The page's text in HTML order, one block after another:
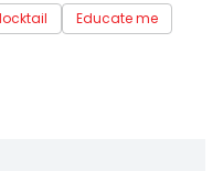
Educate me